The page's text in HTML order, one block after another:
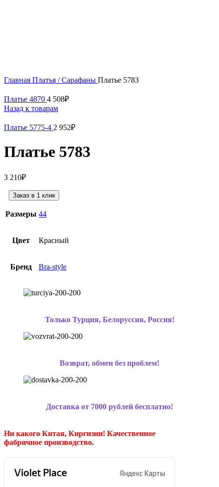
Главная Платья / Сарафаны Платье 5783
Платье 4870 4 508₽
Назад к товарам
Платье 5775-4 2 952₽
Платье 5783
3 210₽
Заказ в 1 клик
Размеры 44
Цвет Красный
Бренд Bra-style
Только Турция, Белоруссия, Россия!
Возврат, обмен без проблем!
Доставка от 7000 рублей бесплатно!
Ни какого Китая, Киргизии! Качественное
фабричное производство.